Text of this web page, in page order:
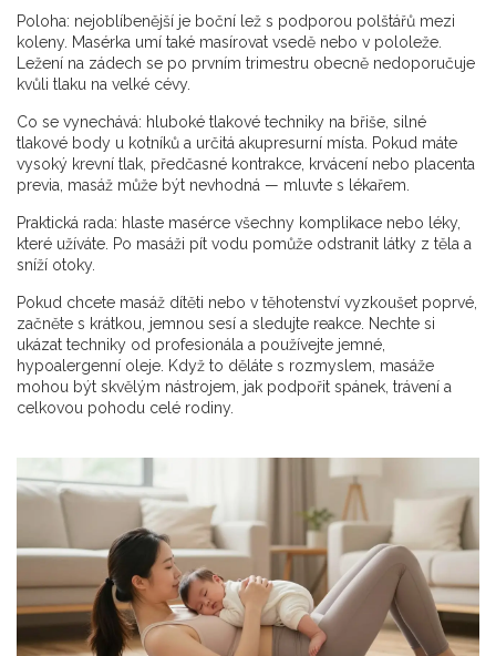
Poloha: nejoblíbenější je boční lež s podporou polštářů mezi
koleny. Masérka umí také masírovat vsedě nebo v pololeže.
Ležení na zádech se po prvním trimestru obecně nedoporučuje
kvůli tlaku na velké cévy.
Co se vynechává: hluboké tlakové techniky na břiše, silné
tlakové body u kotníků a určitá akupresurní místa. Pokud máte
vysoký krevní tlak, předčasné kontrakce, krvácení nebo placenta
previa, masáž může být nevhodná — mluvte s lékařem.
Praktická rada: hlaste masérce všechny komplikace nebo léky,
které užíváte. Po masáži pít vodu pomůže odstranit látky z těla a
sníží otoky.
Pokud chcete masáž dítěti nebo v těhotenství vyzkoušet poprvé,
začněte s krátkou, jemnou sesí a sledujte reakce. Nechte si
ukázat techniky od profesionála a používejte jemné,
hypoalergenní oleje. Když to děláte s rozmyslem, masáže
mohou být skvělým nástrojem, jak podpořit spánek, trávení a
celkovou pohodu celé rodiny.